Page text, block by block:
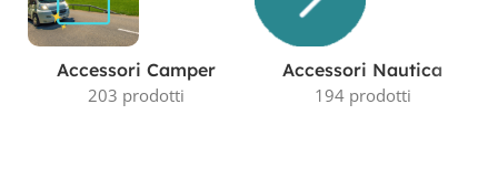
Accessori Camper
203 prodotti
Accessori Nautica
194 prodotti